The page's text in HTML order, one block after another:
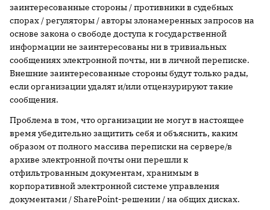
заинтересованные стороны / противники в судебных
спорах / регуляторы / авторы злонамеренных запросов на
основе закона о свободе доступа к государственной
информации не заинтересованы ни в тривиальных
сообщениях электронной почты, ни в личной переписке.
Внешние заинтересованные стороны будут только рады,
если организации удалят и/или отцензурируют такие
сообщения.
Проблема в том, что организации не могут в настоящее
время убедительно защитить себя и объяснить, каким
образом от полного массива переписки на сервере/в
архиве электронной почты они перешли к
отфильтрованным документам, хранимым в
корпоративной электронной системе управления
документами / SharePoint-решении / на общих дисках.